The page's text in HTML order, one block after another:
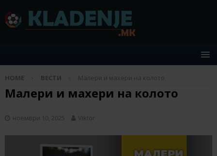
HOME ВЕСТИ Малери и махери на колото
Малери и махери на колото
ноември 10, 2025 Viktor